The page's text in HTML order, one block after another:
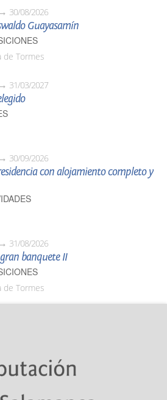
30/08/2026
Guayasamín
de Tormes
31/03/2027
30/09/2026
con alojamiento completo y
31/08/2026
banquete II
de Tormes